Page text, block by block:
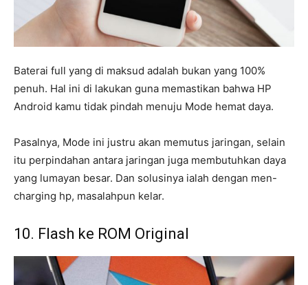
Baterai full yang di maksud adalah bukan yang 100%
penuh. Hal ini di lakukan guna memastikan bahwa HP
Android kamu tidak pindah menuju Mode hemat daya.
Pasalnya, Mode ini justru akan memutus jaringan, selain
itu perpindahan antara jaringan juga membutuhkan daya
yang lumayan besar. Dan solusinya ialah dengan men-
charging hp, masalahpun kelar.
10. Flash ke ROM Original